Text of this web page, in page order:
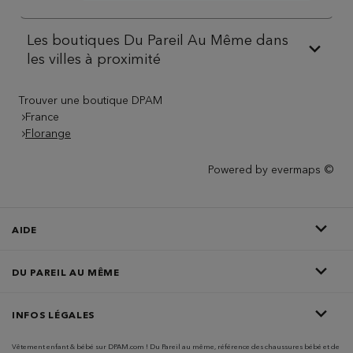
Les boutiques Du Pareil Au Même dans
les villes à proximité
Trouver une boutique DPAM
France
Florange
Powered by evermaps ©
AIDE
DU PAREIL AU MÊME
INFOS LÉGALES
Vêtement enfant & bébé sur DPAM.com ! Du Pareil au même, référence des chaussures bébé et de